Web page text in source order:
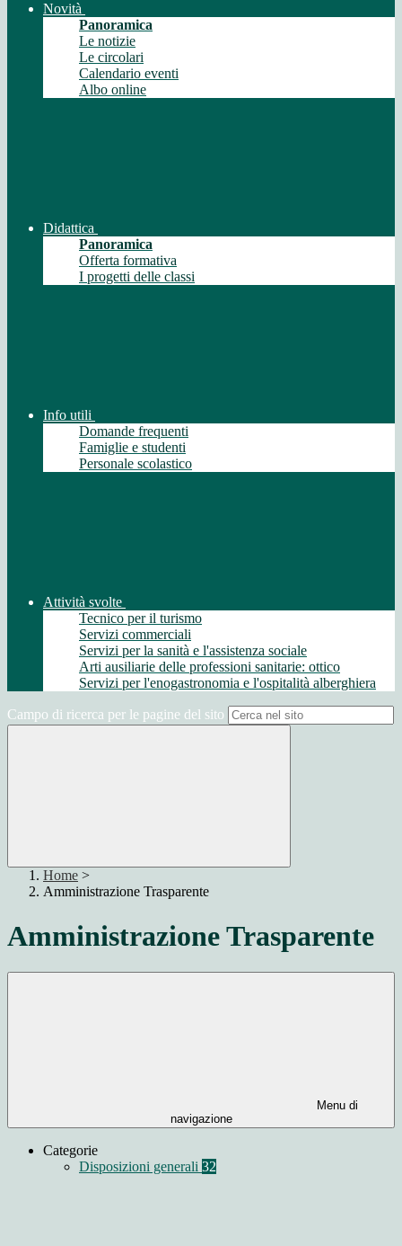
Novità
Panoramica
Le notizie
Le circolari
Calendario eventi
Albo online
Didattica
Panoramica
Offerta formativa
I progetti delle classi
Info utili
Domande frequenti
Famiglie e studenti
Personale scolastico
Attività svolte
Tecnico per il turismo
Servizi commerciali
Servizi per la sanità e l'assistenza sociale
Arti ausiliarie delle professioni sanitarie: ottico
Servizi per l'enogastronomia e l'ospitalità alberghiera
Campo di ricerca per le pagine del sito
Home >
Amministrazione Trasparente
Amministrazione Trasparente
Menu di
navigazione
Categorie
Disposizioni generali 32